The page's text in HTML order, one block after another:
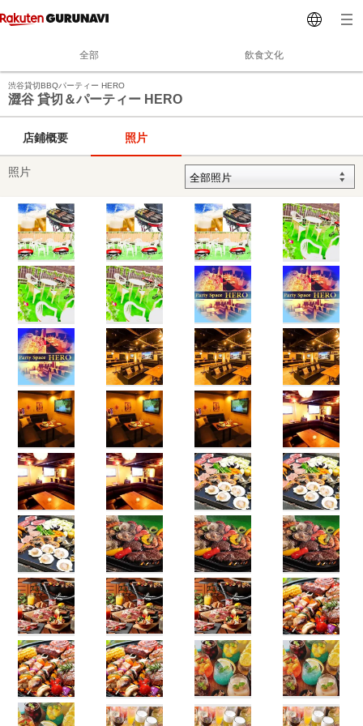
全部 飲食文化
渋谷貸切BBQパーティー HERO
澀谷 貸切＆パーティー HERO
店鋪概要 照片
照片